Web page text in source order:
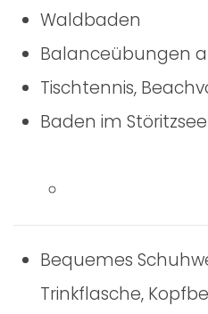
Waldbaden
Balanceübungen
Tischtennis,
Baden im Störitzsee
Bequemes
Trinkflasche,